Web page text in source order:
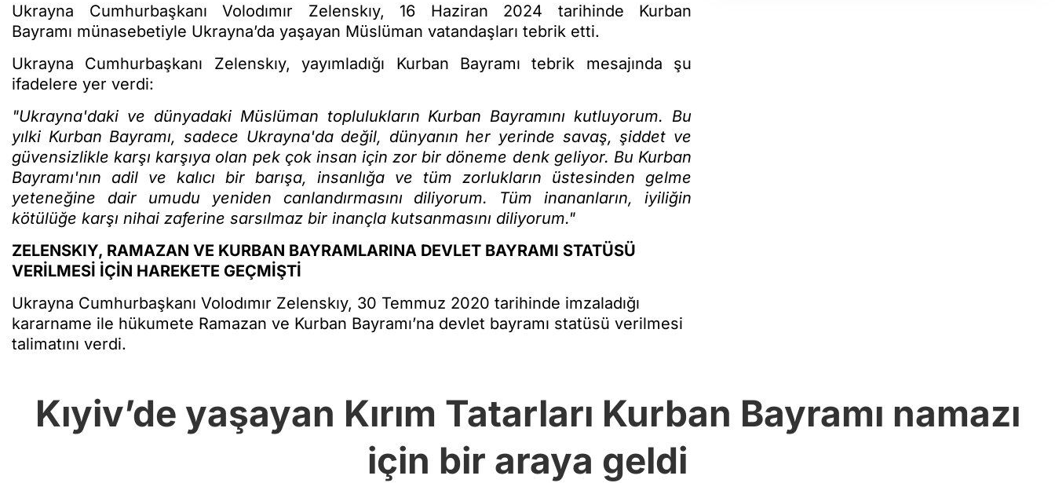
Ukrayna Cumhurbaşkanı Volodımır Zelenskıy, 16 Haziran 2024 tarihinde Kurban
Bayramı münasebetiyle Ukrayna’da yaşayan Müslüman vatandaşları tebrik etti.
Ukrayna Cumhurbaşkanı Zelenskıy, yayımladığı Kurban Bayramı tebrik mesajında şu
ifadelere yer verdi:
"Ukrayna'daki ve dünyadaki Müslüman toplulukların Kurban Bayramını kutluyorum. Bu
yılki Kurban Bayramı, sadece Ukrayna'da değil, dünyanın her yerinde savaş, şiddet ve
güvensizlikle karşı karşıya olan pek çok insan için zor bir döneme denk geliyor. Bu Kurban
Bayramı'nın adil ve kalıcı bir barışa, insanlığa ve tüm zorlukların üstesinden gelme
yeteneğine dair umudu yeniden canlandırmasını diliyorum. Tüm inananların, iyiliğin
kötülüğe karşı nihai zaferine sarsılmaz bir inançla kutsanmasını diliyorum."
ZELENSKIY, RAMAZAN VE KURBAN BAYRAMLARINA DEVLET BAYRAMI STATÜSÜ
VERİLMESİ İÇİN HAREKETE GEÇMİŞTİ
Ukrayna Cumhurbaşkanı Volodımır Zelenskıy, 30 Temmuz 2020 tarihinde imzaladığı
kararname ile hükumete Ramazan ve Kurban Bayramı’na devlet bayramı statüsü verilmesi
talimatını verdi.
Kıyiv’de yaşayan Kırım Tatarları Kurban Bayramı namazı
için bir araya geldi